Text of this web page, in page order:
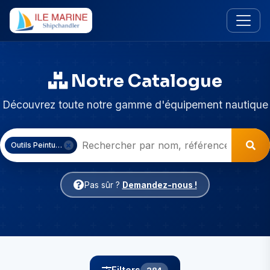
Notre Catalogue
Découvrez toute notre gamme d'équipement nautique
Outils Peinture & Résine
Pas sûr ? Demandez-nous !